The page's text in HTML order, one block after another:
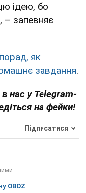
ідею, бо
– запевняє
як
завдання.
в нас у Telegram-
на фейки!
Підписатися
OBOZ